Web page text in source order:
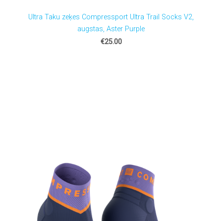
Ultra Taku zeķes Compressport Ultra Trail Socks V2,
augstas, Aster Purple
€25.00